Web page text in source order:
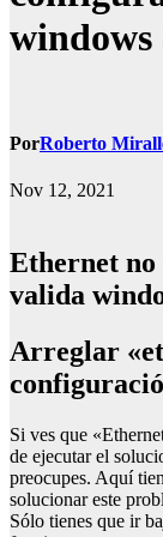
windows
PorRoberto
Nov 12, 2021
Ethernet no tiene una configuracion ip
valida
Arreglar «ethernet no tiene una
Si ves que
de ejecutar el
preocupes. Aquí
solucionar este
Sólo tienes que ir